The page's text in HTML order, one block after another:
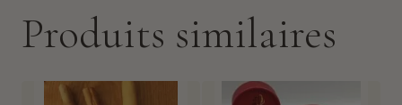
Produits similaires